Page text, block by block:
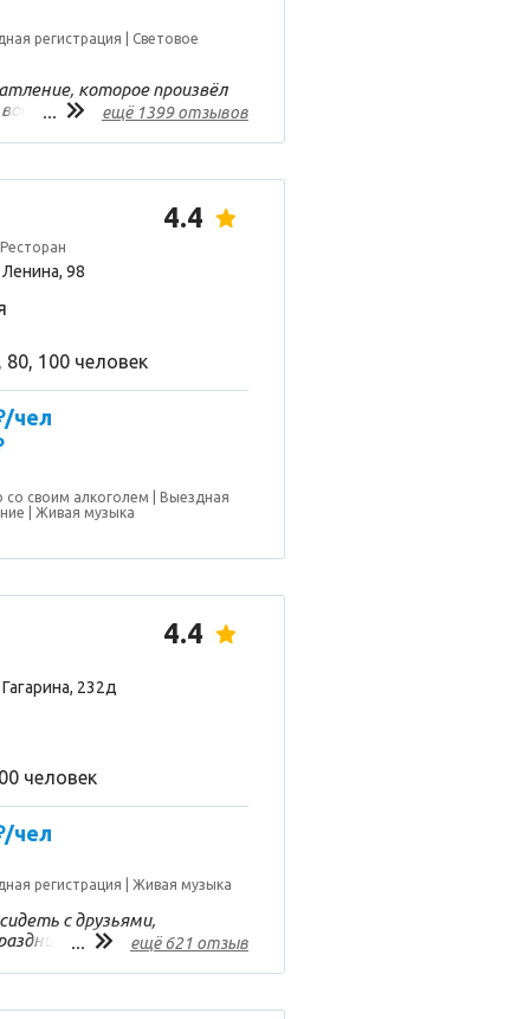
регистрация
Световое
которое произвёл
Очень красивый
оформленные меню,
до десерта,
вышел на 1000-1200 -
наливкой Очень
... ещё 1399 отзывов
4.4
98
100 человек
чел
своим алкоголем
Выездная
Живая музыка
4.4
232д
человек
чел
регистрация Живая музыка
с друзьями,
Отличное меню,
спасибо им за их
... ещё 621 отзыв